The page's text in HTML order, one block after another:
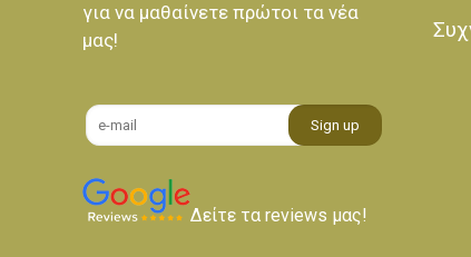
για να μαθαίνετε πρώτοι τα νέα
μας!
Δείτε τα reviews μας!